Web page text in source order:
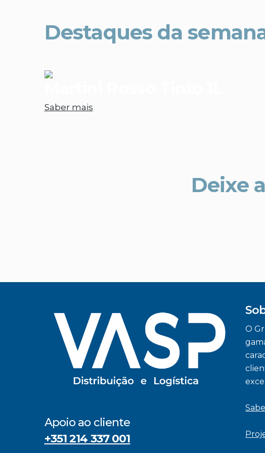
Destaques da
Saber mais
Deixe
Apoio ao cliente
+351 214 337 001
O